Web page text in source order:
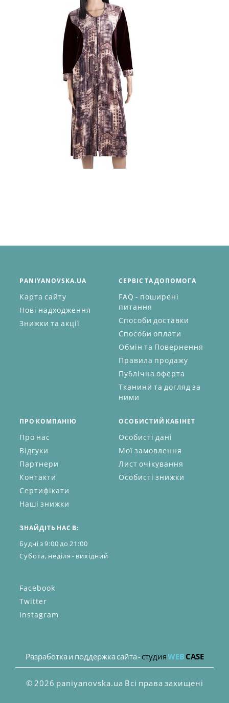
PANIYANOVSKA.UA
Карта сайту
Нові надходження
Знижки та акції
СЕРВІС ТА ДОПОМОГА
FAQ - поширені
питання
Способи доставки
Способи оплати
Обмін та Повернення
Правила продажу
Публічна оферта
Тканини та догляд за
ними
ПРО КОМПАНІЮ
Про нас
Відгуки
Партнери
Контакти
Сертифікати
Наші знижки
ОСОБИСТИЙ КАБІНЕТ
Особисті дані
Мої замовлення
Лист очікування
Особисті знижки
ЗНАЙДІТЬ НАС В:
Будні з 9:00 до 21:00
Субота, неділя - вихідний
Facebook
Twitter
Instagram
Разработка и поддержка сайта -студияWEB CASE
© 2026 paniyanovska.ua Всі права захищені